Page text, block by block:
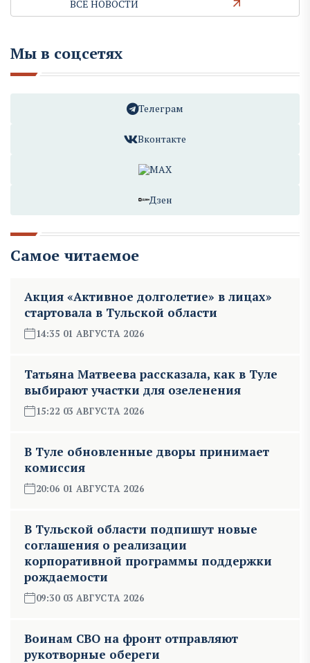
ВСЕ НОВОСТИ
Мы в соцсетях
Телеграм
Вконтакте
MAX
Дзен
Самое читаемое
Акция «Активное долголетие» в лицах»
стартовала в Тульской области
14:35 01 АВГУСТА 2026
Татьяна Матвеева рассказала, как в Туле
выбирают участки для озеленения
15:22 03 АВГУСТА 2026
В Туле обновленные дворы принимает
комиссия
20:06 01 АВГУСТА 2026
В Тульской области подпишут новые
соглашения о реализации
корпоративной программы поддержки
рождаемости
09:30 03 АВГУСТА 2026
Воинам СВО на фронт отправляют
рукотворные обереги